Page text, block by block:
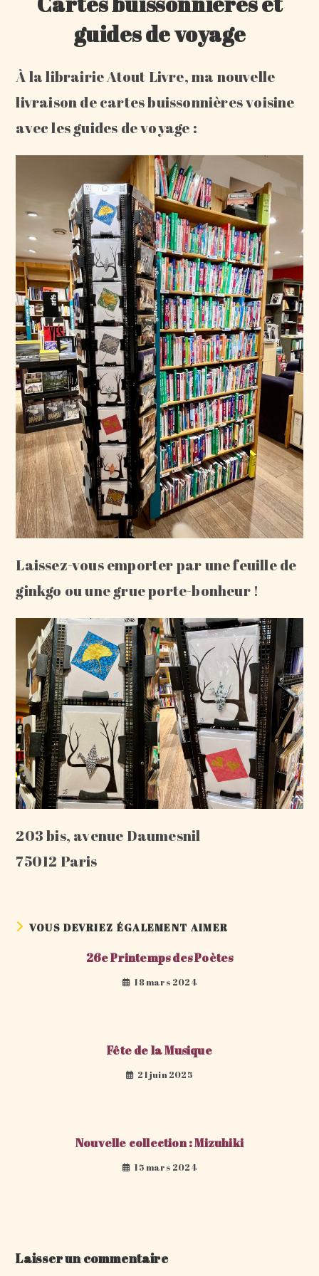
guides de voyage
À la librairie Atout Livre, ma nouvelle
livraison de cartes buissonnières voisine
avec les guides de voyage :
Laissez-vous emporter par une feuille de
ginkgo ou une grue porte-bonheur !
203 bis, avenue Daumesnil
75012 Paris
VOUS DEVRIEZ ÉGALEMENT AIMER
26e Printemps des Poètes
18 mars 2024
Fête de la Musique
21 juin 2025
Nouvelle collection : Mizuhiki
15 mars 2024
Laisser un commentaire